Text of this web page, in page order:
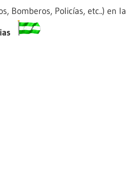
Bomberos, Policías, etc..) en la